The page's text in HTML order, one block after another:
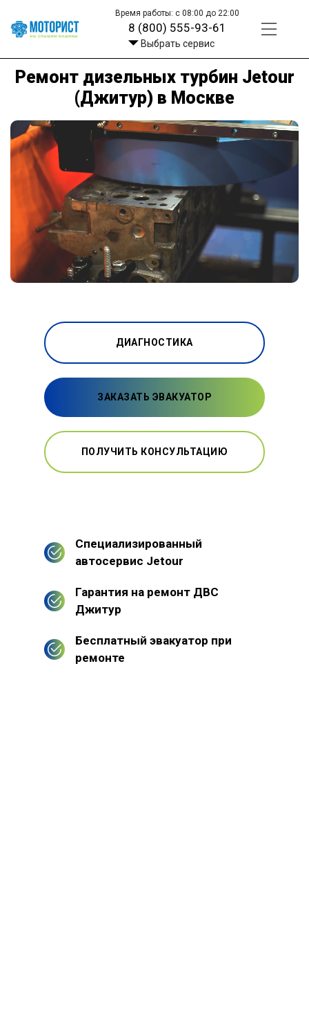
Время работы: с 08:00 до 22:00
8 (800) 555-93-61
Выбрать сервис
Ремонт дизельных турбин Jetour
(Джитур) в Москве
ДИАГНОСТИКА
ЗАКАЗАТЬ ЭВАКУАТОР
ПОЛУЧИТЬ КОНСУЛЬТАЦИЮ
Специализированный
автосервис Jetour
Гарантия на ремонт ДВС
Джитур
Бесплатный эвакуатор при
ремонте